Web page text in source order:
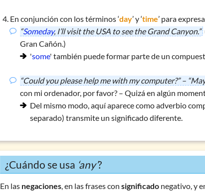
what – why – who …(partículas interrogativas)
yet – already
Ejercicio mixto 1: adjetivos & adverbios
Ejercicio mixto 3: adjetivos & adverbios especiales
Ejercicio 1: clases de palabras
En conjunción con los términos ‘day’ y ‘time’ para
“Someday, I’ll visit the USA to see the Grand Canyon.”
Gran Cañón.)
'some' también puede formar parte de un
“Could you please help me with my computer?” –
con mi ordenador, por favor? – Quizá en algún
Del mismo modo, aquí aparece como adverbio
separado) transmite un significado diferente.
¿Cuándo se usa ‘any’?
En las negaciones, en las frases consignificado negativo, y